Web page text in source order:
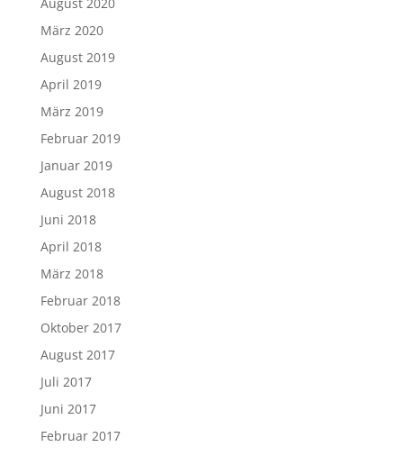
März 2020
August 2019
April 2019
März 2019
Februar 2019
Januar 2019
August 2018
Juni 2018
April 2018
März 2018
Februar 2018
Oktober 2017
August 2017
Juli 2017
Juni 2017
Februar 2017